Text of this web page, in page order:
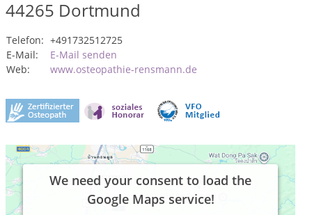
44265 Dortmund
Telefon: +491732512725
E-Mail:
E-Mail senden
Web:
www.osteopathie-rensmann.de
We need your consent to load the
Google Maps service!